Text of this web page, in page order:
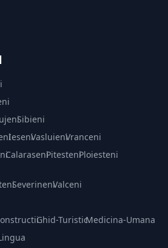
·Sibieni
·Ieseni·Vasluieni·Vranceni
·Calaraseni·Pitesteni·Ploiesteni·
·Severineni·Valceni
·Ghid-Turistic·Medicina-Umana